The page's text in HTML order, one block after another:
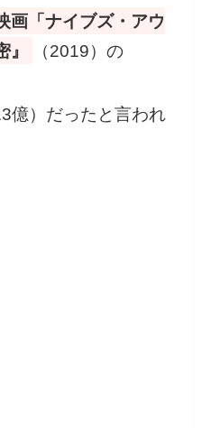
画「ナイブズ・アウ
（2019）の
億）だったと言われ